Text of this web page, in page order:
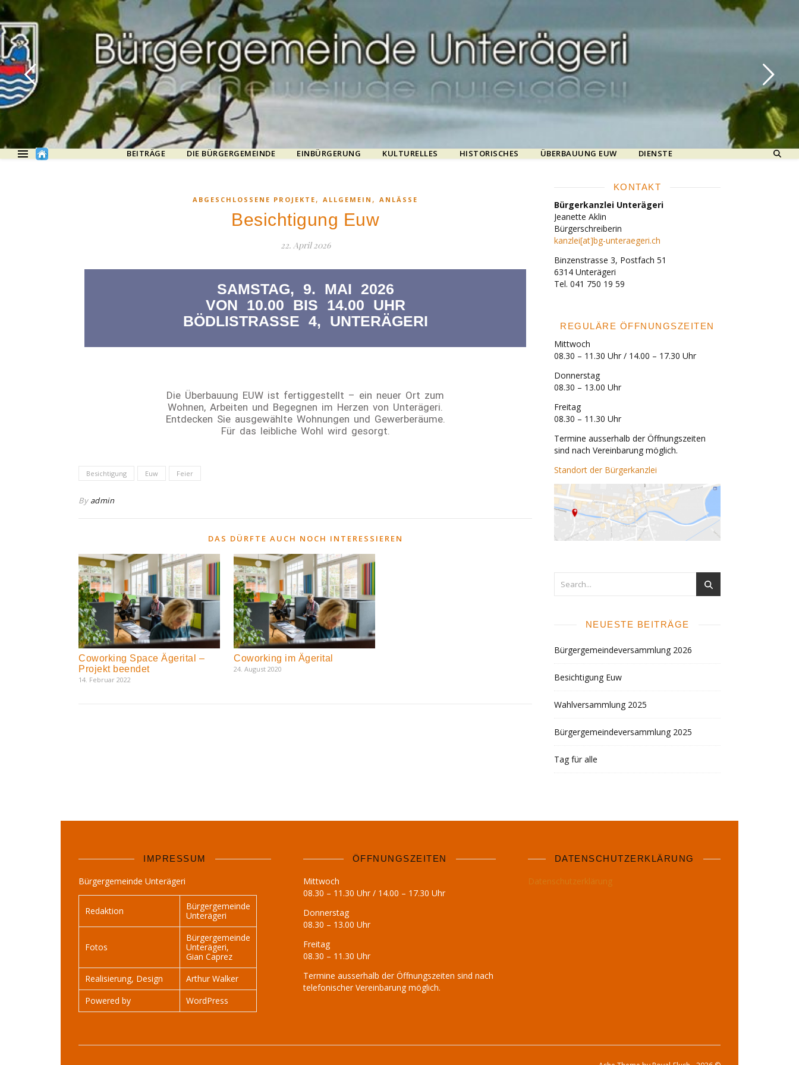
BEITRÄGE DIE BÜRGERGEMEINDE EINBÜRGERUNG KULTURELLES HISTORISCHES ÜBERBAUUNG EUW DIENSTE
ABGESCHLOSSENE PROJEKTE , ALLGEMEIN , ANLÄSSE
Besichtigung Euw
22. April 2026
SAMSTAG, 9. MAI 2026
VON 10.00 BIS 14.00 UHR
BÖDLISTRASSE 4, UNTERÄGERI
Die Überbauung EUW ist fertiggestellt – ein neuer Ort zum
Wohnen, Arbeiten und Begegnen im Herzen von Unterägeri.
Entdecken Sie ausgewählte Wohnungen und Gewerberäume.
Für das leibliche Wohl wird gesorgt.
Besichtigung Euw Feier
By admin
DAS DÜRFTE AUCH NOCH INTERESSIEREN
Coworking Space Ägerital –
Projekt beendet
14. Februar 2022
Coworking im Ägerital
24. August 2020
KONTAKT
Bürgerkanzlei Unterägeri
Jeanette Aklin
Bürgerschreiberin
kanzlei[at]bg-unteraegeri.ch
Binzenstrasse 3, Postfach 51
6314 Unterägeri
Tel. 041 750 19 59
REGULÄRE ÖFFNUNGSZEITEN
Mittwoch
08.30 – 11.30 Uhr / 14.00 – 17.30 Uhr
Donnerstag
08.30 – 13.00 Uhr
Freitag
08.30 – 11.30 Uhr
Termine ausserhalb der Öffnungszeiten
sind nach Vereinbarung möglich.
Standort der Bürgerkanzlei
NEUESTE BEITRÄGE
Bürgergemeindeversammlung 2026
Besichtigung Euw
Wahlversammlung 2025
Bürgergemeindeversammlung 2025
Tag für alle
IMPRESSUM
Bürgergemeinde Unterägeri
Redaktion
Bürgergemeinde
Unterägeri
Fotos
Bürgergemeinde
Unterägeri,
Gian Caprez
Realisierung, Design
Arthur Walker
Powered by
WordPress
ÖFFNUNGSZEITEN
Mittwoch
08.30 – 11.30 Uhr / 14.00 – 17.30 Uhr
Donnerstag
08.30 – 13.00 Uhr
Freitag
08.30 – 11.30 Uhr
Termine ausserhalb der Öffnungszeiten sind nach
telefonischer Vereinbarung möglich.
DATENSCHUTZERKLÄRUNG
Datenschutzerklärung